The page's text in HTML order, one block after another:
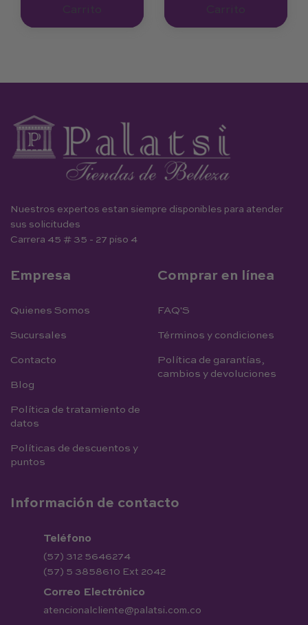
Carrito
Carrito
Nuestros expertos estan siempre disponibles para atender
sus solicitudes
Carrera 45 # 35 - 27 piso 4
Empresa
Quienes Somos
Sucursales
Contacto
Blog
Política de tratamiento de
datos
Políticas de descuentos y
puntos
Comprar en línea
FAQ'S
Términos y condiciones
Política de garantías,
cambios y devoluciones
Información de contacto
Teléfono
(57) 312 5646274
(57) 5 3858610 Ext 2042
Correo Electrónico
atencionalcliente@palatsi.com.co